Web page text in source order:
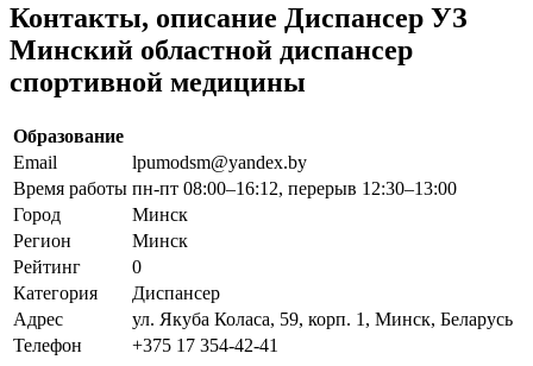
Контакты, описание Диспансер УЗ
Минский областной диспансер
спортивной медицины
Образование
Email
lpumodsm@yandex.by
Время работы пн-пт 08:00–16:12, перерыв 12:30–13:00
Город
Минск
Регион
Минск
Рейтинг
0
Категория
Диспансер
Адрес
ул. Якуба Коласа, 59, корп. 1, Минск, Беларусь
Телефон
+375 17 354-42-41